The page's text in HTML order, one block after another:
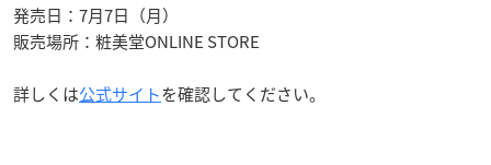
発売日：7月7日（月）
販売場所：粧美堂ONLINE STORE
詳しくは公式サイトを確認してください。